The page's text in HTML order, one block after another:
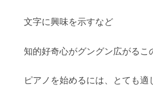
文字に興味を示すなど
知的好奇心がグングン広がるこ
ピアノを始めるには、とても適